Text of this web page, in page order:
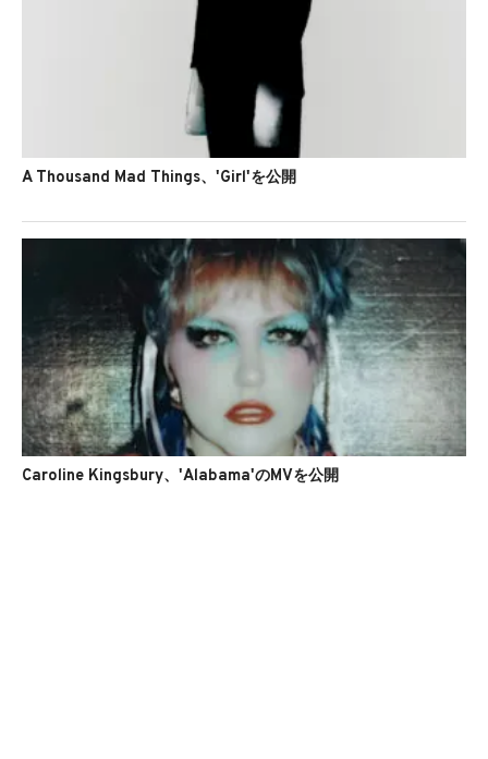
A Thousand Mad Things、'Girl'を公開
Caroline Kingsbury、'Alabama'のMVを公開